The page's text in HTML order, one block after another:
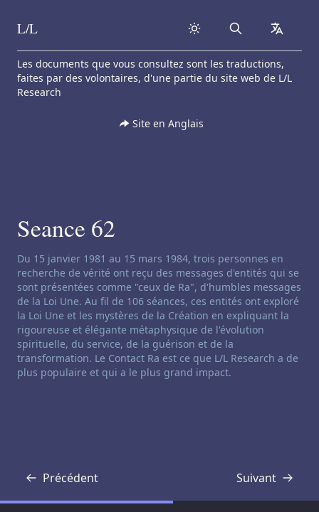
Skip to content
L/L Search
Les documents que vous consultez sont les traductions,
faites par des volontaires, d'une partie du site web de L/L
Research
Site en Anglais
Seance 62
Clause de non-responsabilité concernant le channeling:
Du 15 janvier 1981 au 15 mars 1984, trois personnes en
recherche de vérité ont reçu des messages d'entités qui se
sont présentées comme "ceux de Ra", d'humbles messages
de la Loi Une. Au fil de 106 séances, ces entités ont exploré
la Loi Une et les mystères de la Création en expliquant la
rigoureuse et élégante métaphysique de l'évolution
spirituelle, du service, de la guérison et de la
transformation. Le Contact Ra est ce que L/L Research a de
plus populaire et qui a le plus grand impact.
Précédent
Transcription Suivant
Transcription